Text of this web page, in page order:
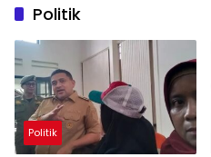
Politik
Politik